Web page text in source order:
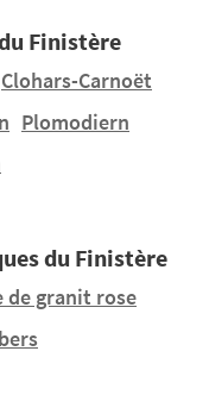
une côte à
historique
en tente, une
proximité.
LANDE, TAL AR
Finistère
Clohars-Carnoët
Plomodiern
du Finistère
de granit rose